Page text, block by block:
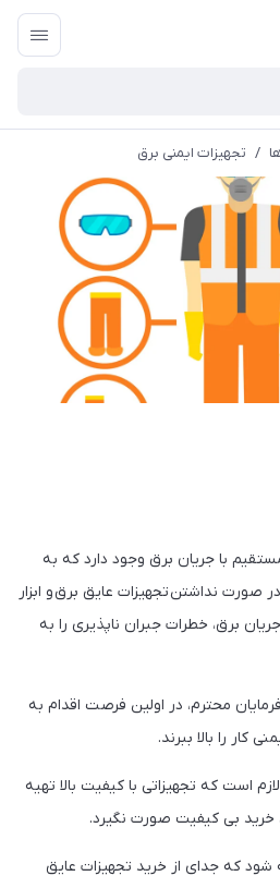
/ تجهیزات ایمنی برق
با جریان برق وجود دارد که به
صورت نداشتن تجهیزات عایق برق و ابزار
برق، خطرات جبران ناپذیری را به
محترم، در اولین فرصت اقدام به
کار را بالا ببرند.
است که تجهیزاتی با کیفیت بالا تهیه
بی کیفیت صورت نگیرد.
شود که جدای از خرید تجهیزات عایق